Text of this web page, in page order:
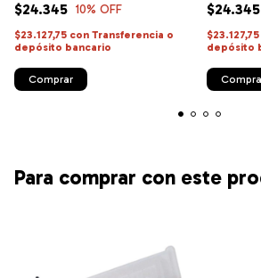
$24.345 10% OFF
$23.127,75 con Transferencia o
depósito bancario
Comprar
$24.345
$23.127,75
depósito
Para comprar con este